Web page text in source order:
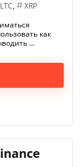
LTC,
XRP
как
...